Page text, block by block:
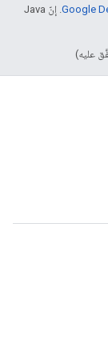
. إنّ Java